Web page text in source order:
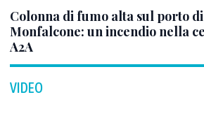
Colonna di fumo alta sul porto di
Monfalcone: un incendio nella
A2A
VIDEO